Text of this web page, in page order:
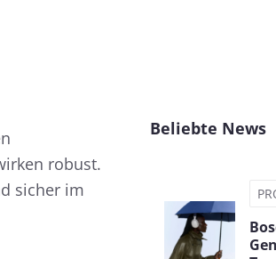
robust.
sicher im
Beliebte News